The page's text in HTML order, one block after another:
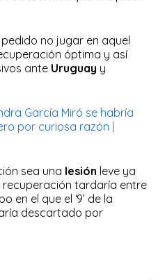
no jugar en aquel
óptima y así
ante Uruguay y
García Miró se habría
por curiosa razón |
sea una lesión leve ya
recuperación tardaría entre
en el que el ‘9’ de la
descartado por